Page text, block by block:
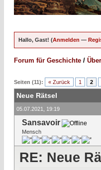
Hallo, Gast! (Anmelden —
Forum für Geschichte /
Seiten (11): « Zurück 1 2
Neue Rätsel
05.07.2021, 19:19
Sansavoir
Mensch
RE: Neue